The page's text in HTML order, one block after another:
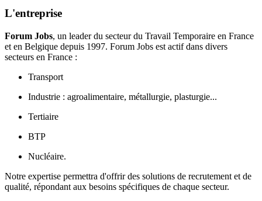
L'entreprise
Forum Jobs, un leader du secteur du Travail Temporaire en France
et en Belgique depuis 1997. Forum Jobs est actif dans divers
secteurs en France :
Transport
Industrie : agroalimentaire, métallurgie, plasturgie...
Tertiaire
BTP
Nucléaire.
Notre expertise permettra d'offrir des solutions de recrutement et de
qualité, répondant aux besoins spécifiques de chaque secteur.